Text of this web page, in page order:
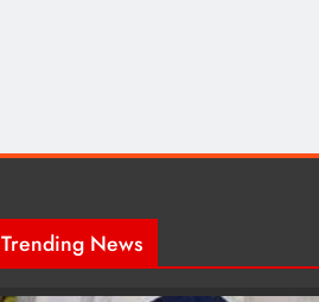
Trending News